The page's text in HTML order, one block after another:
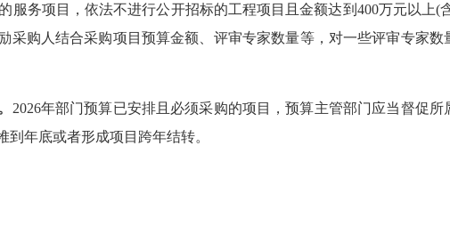
服务项目，依法不进行公开招标的工程项目且金额达到400万元以上
采购人结合采购项目预算金额、评审专家数量等，对一些评审专家
2026年部门预算已安排且必须采购的项目，预算主管部门应当督促
到年底或者形成项目跨年结转。